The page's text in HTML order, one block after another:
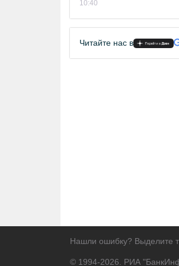
10:40
Читайте нас в
Нашли ошибку? Выделите
© 1994-2026. РИА